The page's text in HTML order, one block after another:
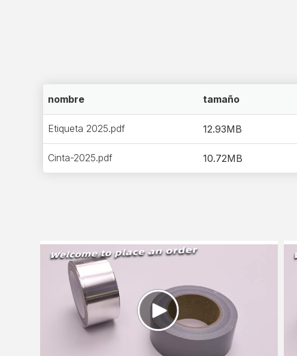
nombre tamaño
Etiqueta 2025.pdf 12.93MB
Cinta-2025.pdf 10.72MB